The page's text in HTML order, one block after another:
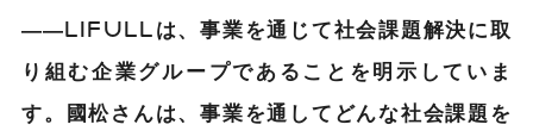
――LIFULLは、事業を通じて社会課題解決に取
り組む企業グループであることを明示していま
す。國松さんは、事業を通してどんな社会課題を